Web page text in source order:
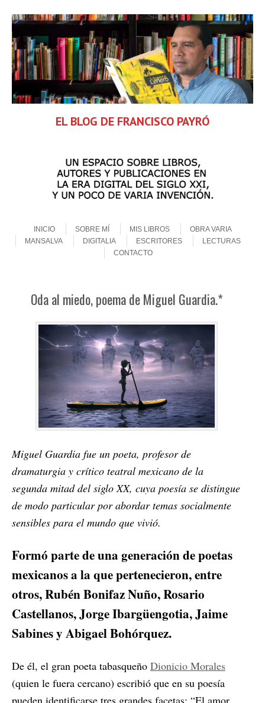
EL BLOG DE FRANCISCO PAYRÓ
MenuINICIO
SOBRE MÍ MIS LIBROS
OBRA VARIA
MANSALVA
DIGITALIA ESCRITORES
LECTURAS
CONTACTO
Oda al miedo, poema de Miguel Guardia.*
Miguel Guardia fue un poeta, profesor de
dramaturgia y crítico teatral mexicano de la
segunda mitad del siglo XX, cuya poesía se distingue
de modo particular por abordar temas socialmente
sensibles para el mundo que vivió.
Formó parte de una generación de poetas
mexicanos a la que pertenecieron, entre
otros, Rubén Bonifaz Nuño, Rosario
Castellanos, Jorge Ibargüengotia, Jaime
Sabines y Abigael Bohórquez.
De él, el gran poeta tabasqueño Dionicio Morales
(quien le fuera cercano) escribió que en su poesía
pueden identificarse tres grandes facetas: “El amor